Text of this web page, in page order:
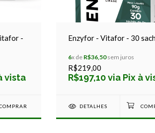
-
vista
Enzyfor - Vitafor - 30
6x de R$36,50sem juros
R$219,00
R$197,10 via Pix à
DETALHES